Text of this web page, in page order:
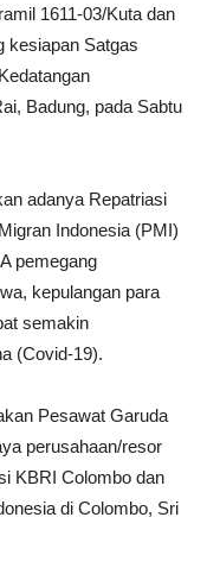
1611-03/Kuta dan
kesiapan Satgas
Badung, pada Sabtu
adanya Repatriasi
Indonesia (PMI)
pemegang
kepulangan para
semakin
(Covid-19).
Pesawat Garuda
perusahaan/resor
KBRI Colombo dan
di Colombo, Sri